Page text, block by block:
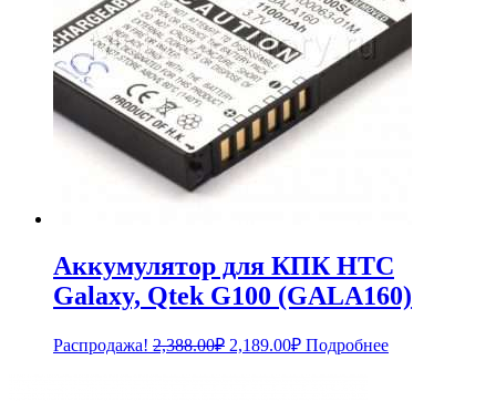
Аккумулятор для КПК HTC
Galaxy, Qtek G100 (GALA160)
Распродажа! 2,388.00₽ Первоначальная
2,189.00₽Текущая
Подробнее